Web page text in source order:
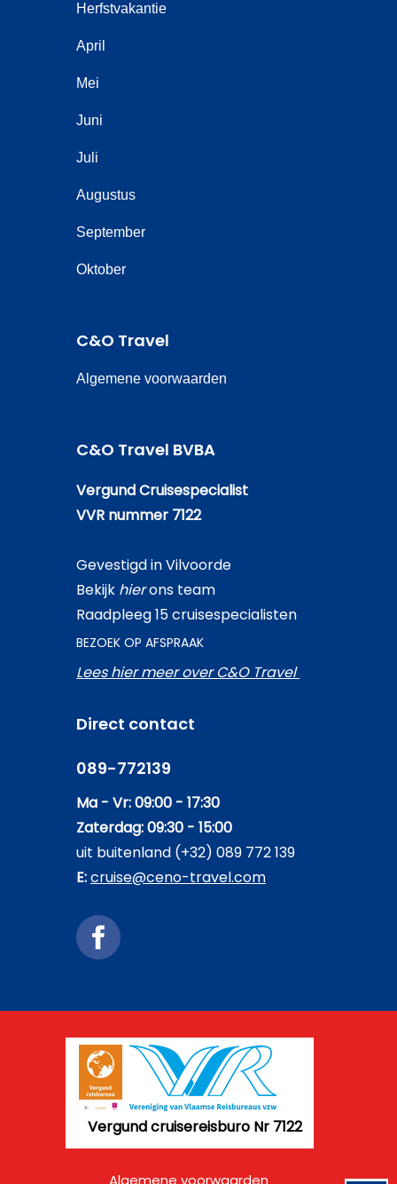
Herfstvakantie
April
Mei
Juni
Juli
Augustus
September
Oktober
C&O Travel
Algemene voorwaarden
C&O Travel BVBA
Vergund Cruisespecialist
VVR nummer 7122
Gevestigd in Vilvoorde
Bekijk hierons team
Raadpleeg 15 cruisespecialisten
BEZOEK OP AFSPRAAK
Lees hier meer over C&O Travel
Direct contact
089-772139
Ma - Vr: 09:00 - 17:30
Zaterdag: 09:30 - 15:00
uit buitenland (+32) 089 772 139
E:cruise@ceno-travel.com
Vergund cruisereisburo Nr 7122
Algemene voorwaarden